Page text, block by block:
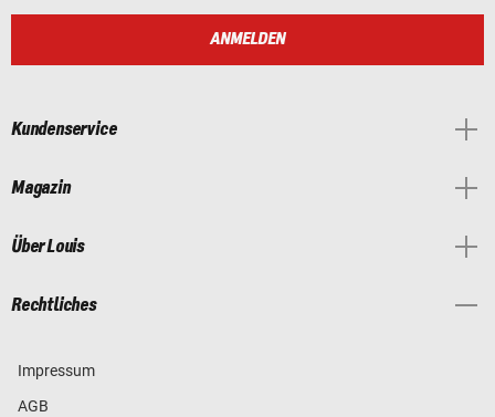
ANMELDEN
Kundenservice
Magazin
Über Louis
Rechtliches
Impressum
AGB